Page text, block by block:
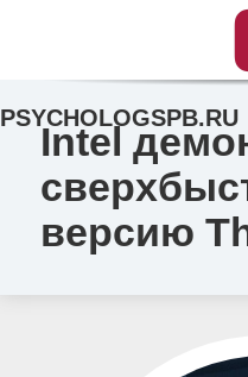
Intel
версию
PSYCHOLOGSPB.RU